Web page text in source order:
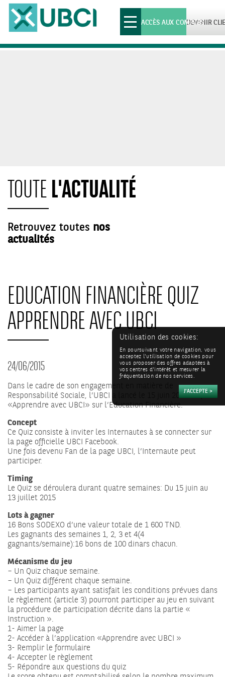
Toggle
navigationDEVENIR
ACCÈS AUX COMPTES
TOUTEL'ACTUALITÉ
Retrouvez toutes nos
actualités
EDUCATION FINANCIÈRE QUIZ
APPRENDRE AVEC UBCI
24/06/2015
Dans le cadre de son engagement en matière de
Responsabilité Sociale, l’UBCI a lancé le 15 juin 2015 le Quiz
«Apprendre avec UBCI» sur l’Education Financière.
Concept
Ce Quiz consiste à inviter les Internautes à se connecter sur
la page officielle UBCI Facebook.
Une fois devenu Fan de la page UBCI, l’Internaute peut
participer.
Timing
Le Quiz se déroulera durant quatre semaines: Du 15 juin au
13 juillet 2015
Lots à gagner
16 Bons SODEXO d’une valeur totale de 1 600 TND.
Les gagnants des semaines 1, 2, 3 et 4(4
gagnants/semaine):16 bons de 100 dinars chacun.
Mécanisme du jeu
– Un Quiz chaque semaine.
– Un Quiz différent chaque semaine.
– Les participants ayant satisfait les conditions prévues dans
le règlement (article 3) pourront participer au jeu en suivant
la procédure de participation décrite dans la partie «
Instruction ».
1- Aimer la page
2- Accéder à l’application «Apprendre avec UBCI »
3- Remplir le formulaire
4- Accepter le règlement
5- Répondre aux questions du quiz
Utilisation des cookies:
En poursuivant votre navigation, vous
acceptez l'utilisation de cookies pour
vous proposer des offres adaptées à
vos centres d'intérêt et mesurer la
fréquentation de nos services.